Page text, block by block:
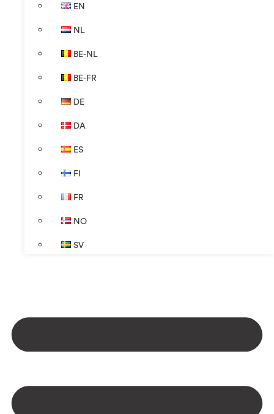
EN
NL
BE-NL
BE-FR
DE
DA
ES
FI
FR
NO
SV